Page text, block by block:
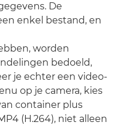
De
enkel bestand, en
worden
bedoeld,
je echter een video-
op je camera, kies
container plus
(H.264), niet alleen